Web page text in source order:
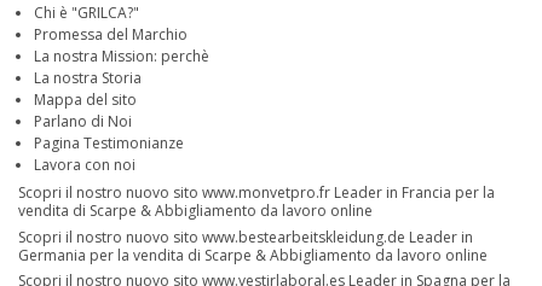
Chi è "GRILCA?"
Promessa del Marchio
La nostra Mission: perchè
La nostra Storia
Mappa del sito
Parlano di Noi
Pagina Testimonianze
Lavora con noi
Scopri il nostro nuovo sito www.monvetpro.fr Leader in Francia per la
vendita di Scarpe & Abbigliamento da lavoro online
Scopri il nostro nuovo sito www.bestearbeitskleidung.de Leader in
Germania per la vendita di Scarpe & Abbigliamento da lavoro online
Scopri il nostro nuovo sito www.vestirlaboral.es Leader in Spagna per la